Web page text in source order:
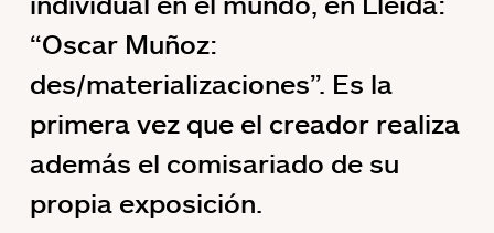
“Oscar Muñoz:
des/materializaciones”. Es la
primera vez que el creador realiza
además el comisariado de su
propia exposición.